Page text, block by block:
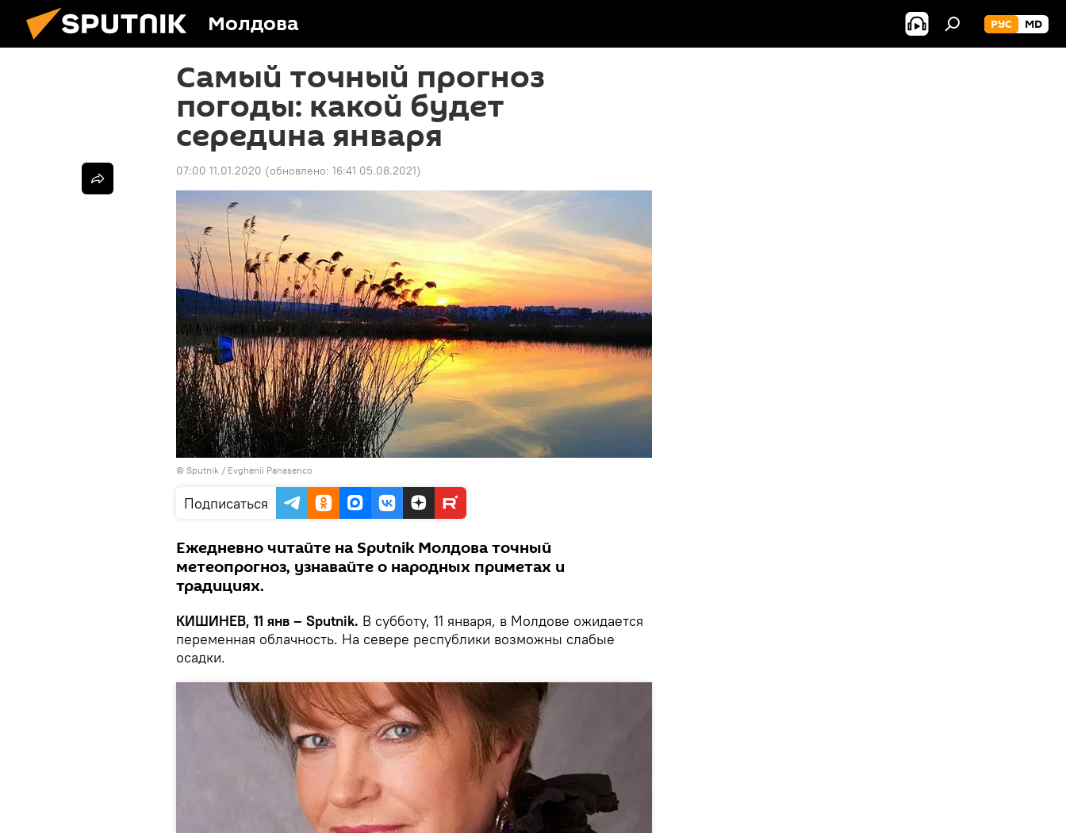
Молдова РУС MD
Самый точный прогноз
погоды: какой будет
середина января
07:00 11.01.2020 (обновлено: 16:41 05.08.2021)
© Sputnik / Evghenii Panasenco
Подписаться
Ежедневно читайте на Sputnik Молдова точный
метеопрогноз, узнавайте о народных приметах и
традициях.
КИШИНЕВ, 11 янв – Sputnik. В субботу, 11 января, в Молдове ожидается
переменная облачность. На севере республики возможны слабые
осадки.